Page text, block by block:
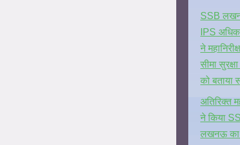
SSB
IPS
ने
सीमा
को बताया
अतिरिक्त
ने किया
लखनऊ का